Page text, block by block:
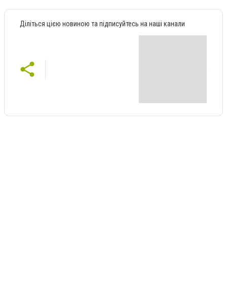
Діліться цією новиною та підписуйтесь на наші канали